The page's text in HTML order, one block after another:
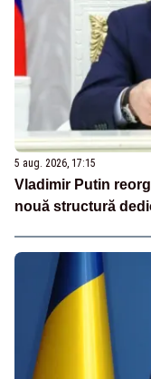
5 aug. 2026, 17:15
Vladimir Putin
nouă structură